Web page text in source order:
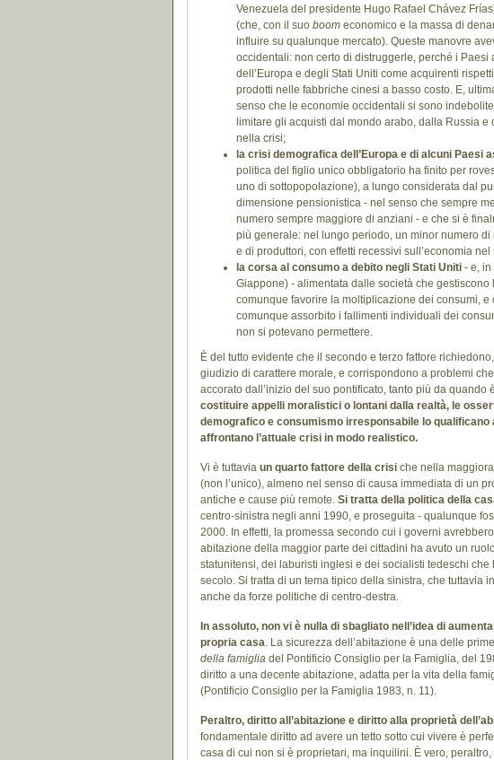
Venezuela del presidente Hugo Rafael Chávez
(che, con il suo boom economico e la massa di
influire su qualunque mercato). Queste manovre
occidentali: non certo di distruggerle, perché i
dell’Europa e degli Stati Uniti come acquirenti
prodotti nelle fabbriche cinesi a basso costo. E,
senso che le economie occidentali si sono
limitare gli acquisti dal mondo arabo, dalla Russia
nella crisi;
la crisi demografica dell’Europa e di alcuni Paesi
politica del figlio unico obbligatorio ha finito per
uno di sottopopolazione), a lungo considerata dal
dimensione pensionistica - nel senso che sempre
numero sempre maggiore di anziani - e che si è
più generale: nel lungo periodo, un minor numero
e di produttori, con effetti recessivi sull’economia
la corsa al consumo a debito negli Stati Uniti - e, in
Giappone) - alimentata dalle società che
comunque favorire la moltiplicazione dei consumi,
comunque assorbito i fallimenti individuali dei
non si potevano permettere.
È del tutto evidente che il secondo e terzo fattore
giudizio di carattere morale, e corrispondono a problemi
accorato dall’inizio del suo pontificato, tanto più da quando
costituire appelli moralistici o lontani dalla realtà, le
demografico e consumismo irresponsabile lo
affrontano l’attuale crisi in modo realistico.
Vi è tuttavia un quarto fattore della crisi che nella
(non l’unico), almeno nel senso di causa immediata di un
antiche e cause più remote. Si tratta della politica della
centro-sinistra negli anni 1990, e proseguita - qualunque
2000. In effetti, la promessa secondo cui i governi
abitazione della maggior parte dei cittadini ha avuto un
statunitensi, dei laburisti inglesi e dei socialisti tedeschi
secolo. Si tratta di un tema tipico della sinistra, che tuttavia
anche da forze politiche di centro-destra.
In assoluto, non vi è nulla di sbagliato nell’idea di
propria casa. La sicurezza dell’abitazione è una delle
della famiglia del Pontificio Consiglio per la Famiglia, del
diritto a una decente abitazione, adatta per la vita della
(Pontificio Consiglio per la Famiglia 1983, n. 11).
Peraltro, diritto all’abitazione e diritto alla proprietà
fondamentale diritto ad avere un tetto sotto cui vivere è
casa di cui non si è proprietari, ma inquilini. È vero,